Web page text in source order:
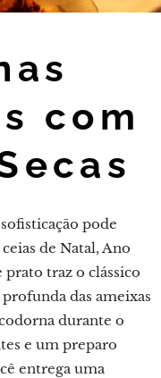
com
pode
de Natal, Ano
traz o clássico
das ameixas
durante o
e um preparo
entrega uma